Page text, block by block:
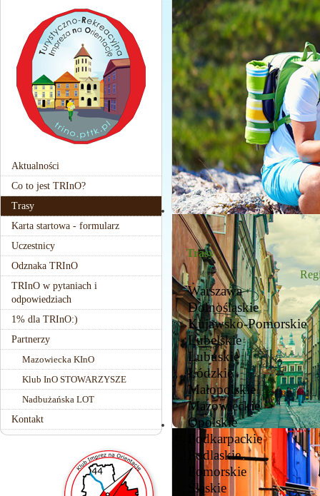
Aktualności
Co to jest TRInO?
Trasy
Karta startowa - formularz
Uczestnicy
Odznaka TRInO
TRInO w pytaniach i
odpowiedziach
1% dla TRInO:)
Partnerzy
Mazowiecka KInO
Klub InO STOWARZYSZE
Nadbużańska LOT
Kontakt
Trasy
Warszawa
Dolnośląskie
Kujawsko-Pomorskie
Lubelskie
Lubuskie
Łódzkie
Małopolskie
Mazowieckie
Opolskie
Podkarpackie
Podlaskie
Pomorskie
Śląskie